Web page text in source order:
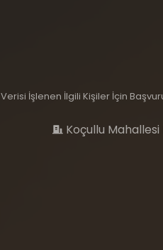
Verisi İşlenen İlgili Kişiler İçin
Koçullu Mahallesi